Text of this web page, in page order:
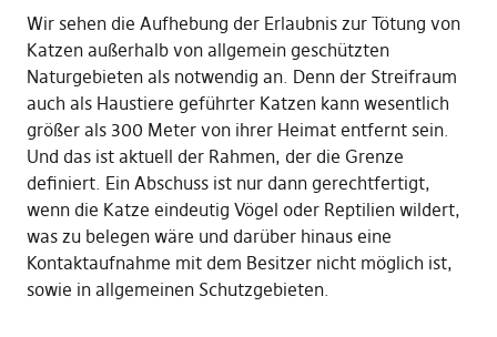
Wir sehen die Aufhebung der Erlaubnis zur Tötung von
Katzen außerhalb von allgemein geschützten
Naturgebieten als notwendig an. Denn der Streifraum
auch als Haustiere geführter Katzen kann wesentlich
größer als 300 Meter von ihrer Heimat entfernt sein.
Und das ist aktuell der Rahmen, der die Grenze
definiert. Ein Abschuss ist nur dann gerechtfertigt,
wenn die Katze eindeutig Vögel oder Reptilien wildert,
was zu belegen wäre und darüber hinaus eine
Kontaktaufnahme mit dem Besitzer nicht möglich ist,
sowie in allgemeinen Schutzgebieten.